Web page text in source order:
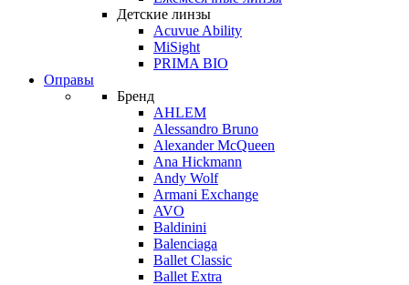
Детские линзы
Acuvue Ability
MiSight
PRIMA BIO
Оправы
Бренд
AHLEM
Alessandro Bruno
Alexander McQueen
Ana Hickmann
Andy Wolf
Armani Exchange
AVO
Baldinini
Balenciaga
Ballet Classic
Ballet Extra